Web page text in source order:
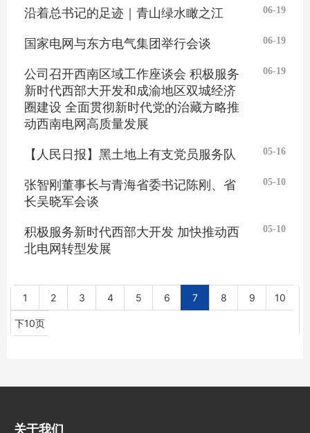
沿着总书记的足迹｜青山绿水瞰之江 06-19
国家电网与东方电气集团举行会谈 06-19
公司召开西南区域工作座谈会 积极服务
新时代西部大开发和成渝地区双城经济
圈建设 全面贯彻新时代党的治藏方略推
动西南电网高质量发展
06-19
【人民日报】黑土地上有支党员服务队 05-16
张智刚董事长与青海省委书记陈刚、省
长吴晓军会谈
05-10
积极服务新时代西部大开发 加快推动西
北电网转型发展
05-10
1 2 3 4 5 6 7 8 9 10
下10页
关于我们